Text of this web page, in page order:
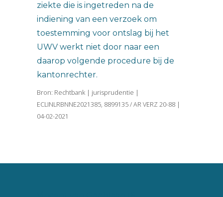
ziekte die is ingetreden na de
indiening van een verzoek om
toestemming voor ontslag bij het
UWV werkt niet door naar een
daarop volgende procedure bij de
kantonrechter.
Bron: Rechtbank | jurisprudentie |
ECLINLRBNNE2021385, 8899135 / AR VERZ 20-88 |
04-02-2021